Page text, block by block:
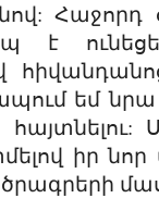
Հաջորդ
է
եմ նրա
իր
ծրագրերի